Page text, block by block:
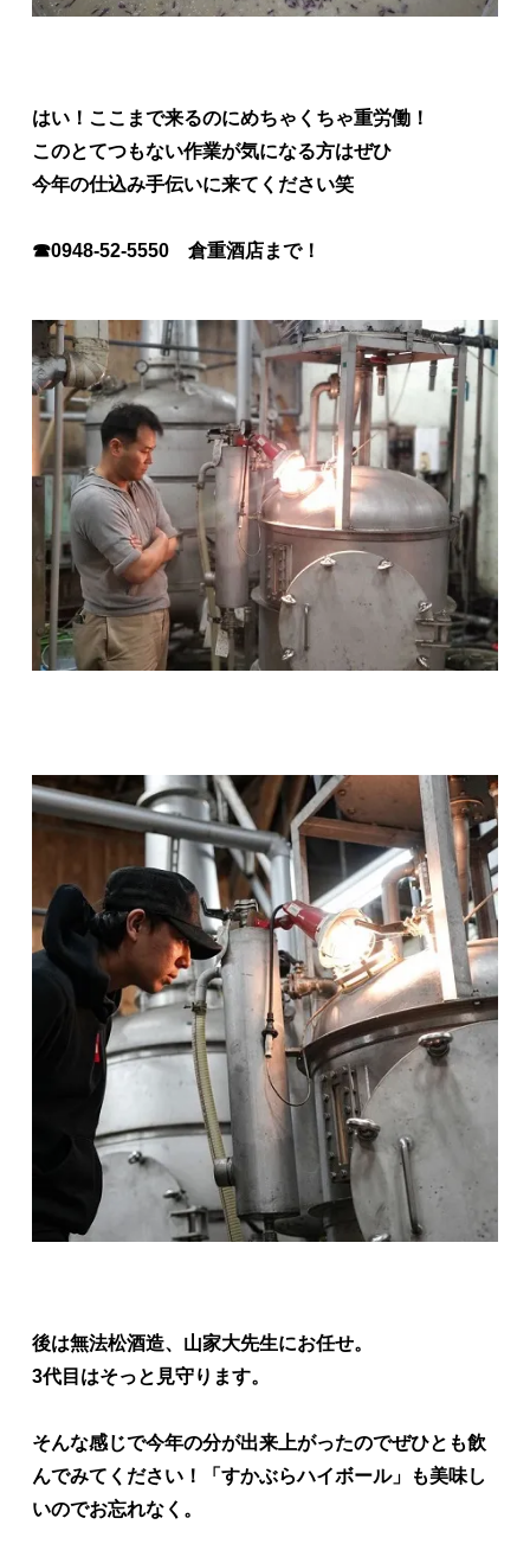
はい！ここまで来るのにめちゃくちゃ重労働！
このとてつもない作業が気になる方はぜひ
今年の仕込み手伝いに来てください笑
☎0948-52-5550 倉重酒店まで！
後は無法松酒造、山家大先生にお任せ。
3代目はそっと見守ります。
そんな感じで今年の分が出来上がったのでぜひとも飲
んでみてください！「すかぶらハイボール」も美味し
いのでお忘れなく。